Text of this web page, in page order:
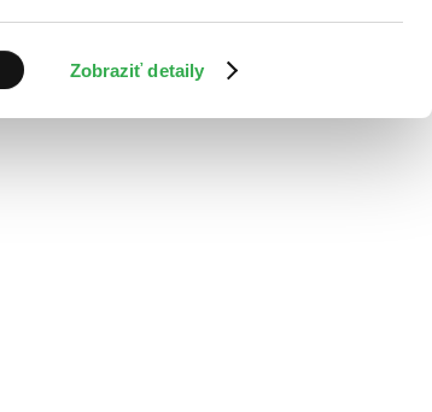
Zobraziť detaily